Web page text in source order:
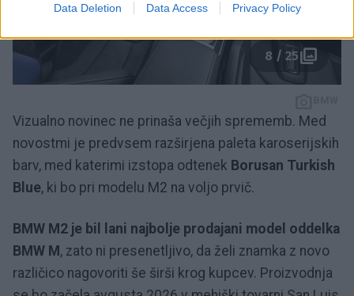
Data Deletion Data Access Privacy Policy
8 / 25
Vizualno novinec ne prinaša večjih sprememb. Med
novostmi je predvsem razširjena paleta karoserijskih
barv, med katerimi izstopa odtenek Borusan Turkish
Blue, ki bo pri modelu M2 na voljo prvič.
BMW M2 je bil lani najbolje prodajani model oddelka
BMW M , zato ni presenetljivo, da želi znamka z novo
različico nagovoriti še širši krog kupcev. Proizvodnja